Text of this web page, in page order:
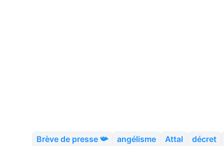
Brève de presse 📯 angélisme Attal décret